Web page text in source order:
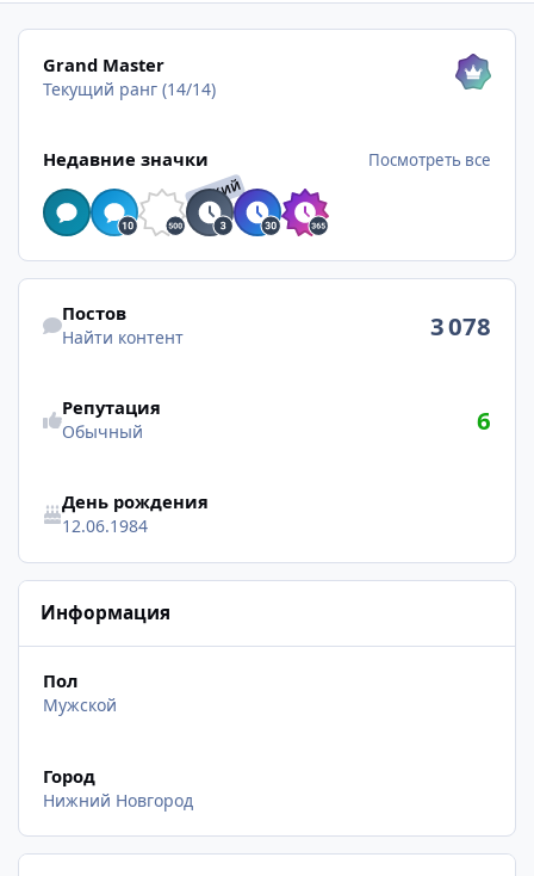
Посмотреть все
Grand Master
Текущий ранг (14/14)
Недавние значки Посмотреть все
РЕДКИЙ
Найти контент
Постов
Найти контент 3 078
Репутация
Обычный 6
День рождения
12.06.1984
Информация
Пол
Мужской
Город
Нижний Новгород